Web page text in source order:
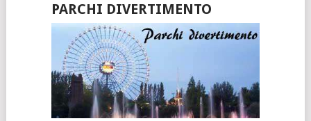
PARCHI DIVERTIMENTO